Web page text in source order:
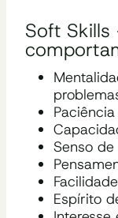
Soft Skills
Senso
Espírito